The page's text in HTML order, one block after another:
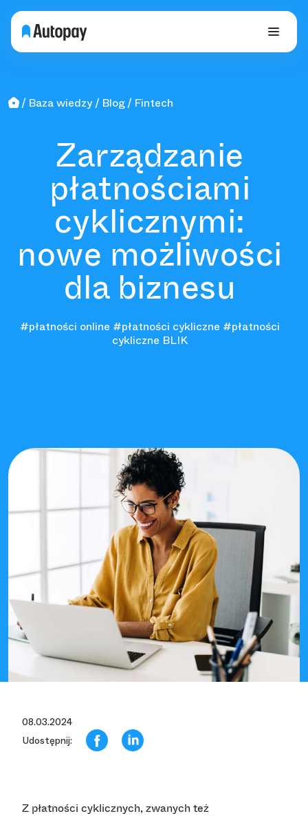
Baza wiedzy Blog Fintech
Zarządzanie
płatnościami
cyklicznymi:
nowe możliwości
dla biznesu
#płatności online #płatności cykliczne #płatności
cykliczne BLIK
08.03.2024
Udostępnij:
Z płatności cyklicznych, zwanych też